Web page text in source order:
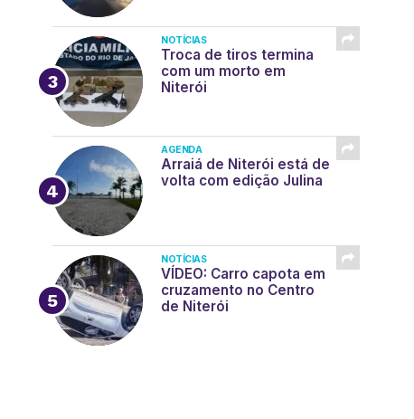
NOTÍCIAS
Troca de tiros termina
com um morto em
Niterói
AGENDA
Arraiá de Niterói está de
volta com edição Julina
NOTÍCIAS
VÍDEO: Carro capota em
cruzamento no Centro
de Niterói